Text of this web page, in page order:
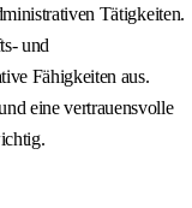
Tätigkeiten.
und
Fähigkeiten aus.
eine vertrauensvolle